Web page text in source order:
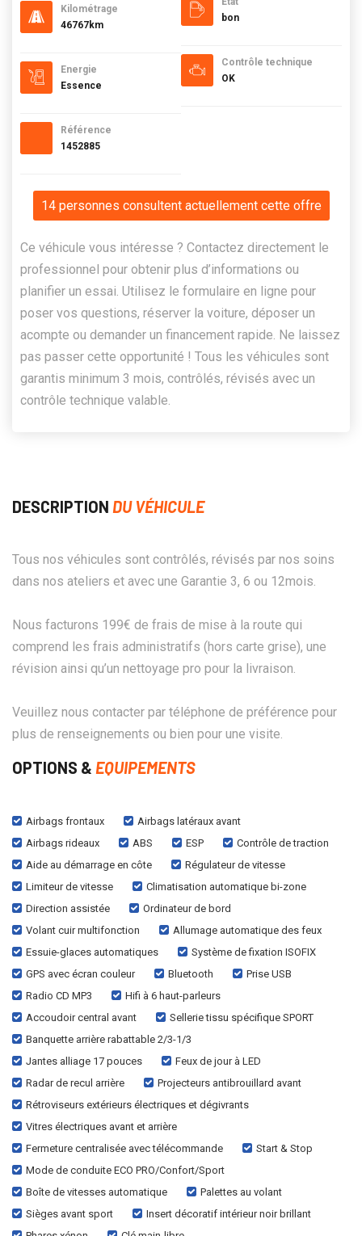
Kilométrage
46767km
Energie
Essence
Référence
1452885
bon
Contrôle technique
OK
14 personnes consultent actuellement cette offre
Ce véhicule vous intéresse ? Contactez directement le
professionnel pour obtenir plus d’informations ou
planifier un essai. Utilisez le formulaire en ligne pour
poser vos questions, réserver la voiture, déposer un
acompte ou demander un financement rapide. Ne laissez
pas passer cette opportunité ! Tous les véhicules sont
garantis minimum 3 mois, contrôlés, révisés avec un
contrôle technique valable.
DESCRIPTION DU VÉHICULE
Tous nos véhicules sont contrôlés, révisés par nos soins
dans nos ateliers et avec une Garantie 3, 6 ou 12mois.
Nous facturons 199€ de frais de mise à la route qui
comprend les frais administratifs (hors carte grise), une
révision ainsi qu’un nettoyage pro pour la livraison.
Veuillez nous contacter par téléphone de préférence pour
plus de renseignements ou bien pour une visite.
OPTIONS & EQUIPEMENTS
Airbags frontaux
Airbags latéraux avant
Airbags rideaux
ABS ESP
Contrôle de traction
Aide au démarrage en côte
Régulateur de vitesse
Limiteur de vitesse
Climatisation automatique bi-zone
Direction assistée
Ordinateur de bord
Volant cuir multifonction
Allumage automatique des feux
Essuie-glaces automatiques
Système de fixation ISOFIX
GPS avec écran couleur
Bluetooth
Prise USB
Radio CD MP3
Hifi à 6 haut-parleurs
Accoudoir central avant
Sellerie tissu spécifique SPORT
Banquette arrière rabattable 2/3-1/3
Jantes alliage 17 pouces
Feux de jour à LED
Radar de recul arrière
Projecteurs antibrouillard avant
Rétroviseurs extérieurs électriques et dégivrants
Vitres électriques avant et arrière
Fermeture centralisée avec télécommande
Start & Stop
Mode de conduite ECO PRO/Confort/Sport
Boîte de vitesses automatique
Palettes au volant
Sièges avant sport
Insert décoratif intérieur noir brillant